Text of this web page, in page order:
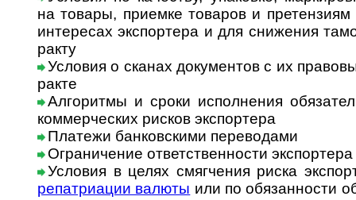
на товары, при­емке това­ров и
интересах экс­пор­тера и для сни­же­ния
ракту
Условия о сканах документов с их
ракте
Алгоритмы и сроки исполнения
ком­мер­чес­ких рис­ков экс­пор­тера
Платежи банковскими переводами
Ограничение ответственности
Условия в целях смягчения риска
репат­риа­ции валюты или по обя­зан­но­сти